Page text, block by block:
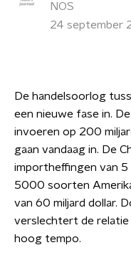
NOS
24 september
De handelsoorlog
een nieuwe fase in.
invoeren op 200
gaan vandaag in. De
importheffingen van
5000 soorten
van 60 miljard dollar.
verslechtert de
hoog tempo.